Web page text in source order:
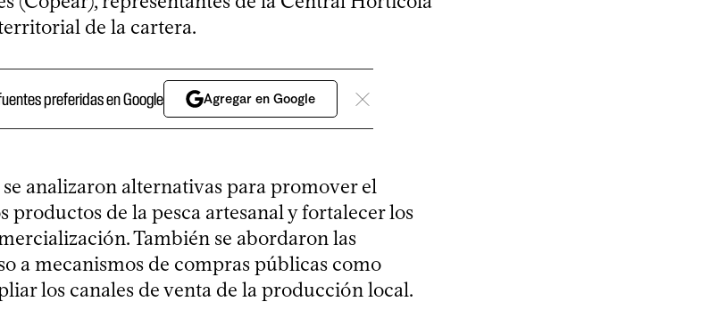
de la cartera.
preferidas en Google Agregar en Google
analizaron alternativas para promover el
productos de la pesca artesanal y fortalecer los
También se abordaron las
a mecanismos de compras públicas como
los canales de venta de la producción local.